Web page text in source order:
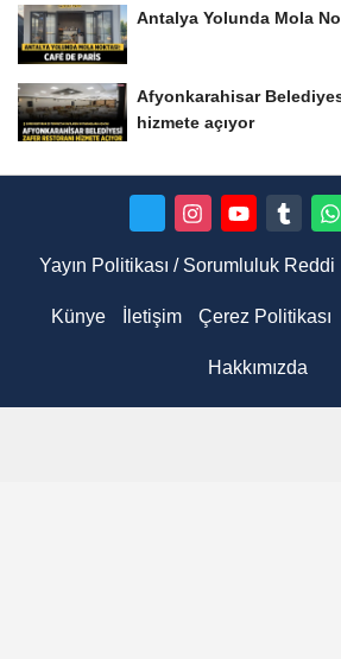
Antalya Yolunda Mola
Afyonkarahisar
hizmete açıyor
Yayın Politikası / Sorumluluk Reddi
Künye İletişim Çerez Politikası
Hakkımızda